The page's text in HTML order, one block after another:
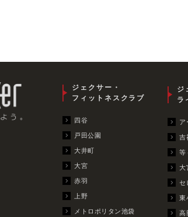
ジェクサー・
フィットネスクラブ
四谷
戸田公園
大井町
大宮
赤羽
上野
メトロポリタン池袋
ジ
ラ
ア
吉
等
大
セ
東
高